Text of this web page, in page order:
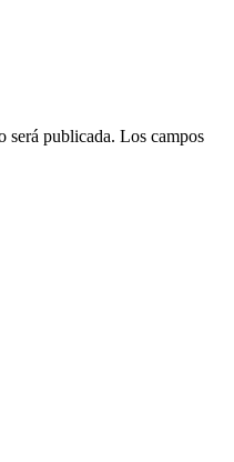
será publicada. Los campos